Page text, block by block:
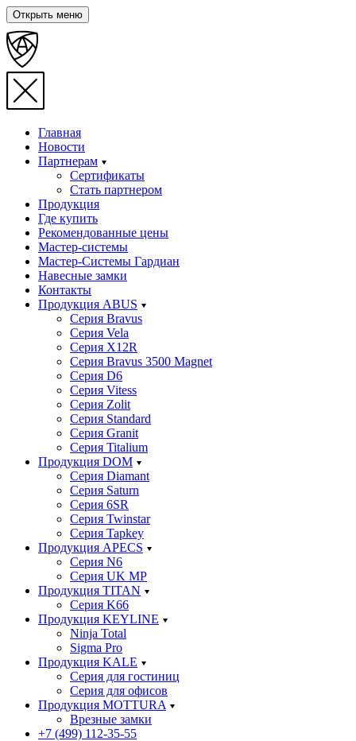
Открыть меню
Главная
Новости
Партнерам
Сертификаты
Стать партнером
Продукция
Где купить
Рекомендованные цены
Мастер-системы
Мастер-Системы Гардиан
Навесные замки
Контакты
Продукция ABUS
Серия Bravus
Серия Vela
Серия X12R
Серия Bravus 3500 Magnet
Серия D6
Серия Vitess
Серия Zolit
Серия Standard
Серия Granit
Серия Titalium
Продукция DOM
Серия Diamant
Серия Saturn
Серия 6SR
Серия Twinstar
Серия Tapkey
Продукция APECS
Серия N6
Серия UK MP
Продукция TITAN
Серия K66
Продукция KEYLINE
Ninja Total
Sigma Pro
Продукция KALE
Серия для гостиниц
Серия для офисов
Продукция MOTTURA
Врезные замки
+7 (499) 112-35-55